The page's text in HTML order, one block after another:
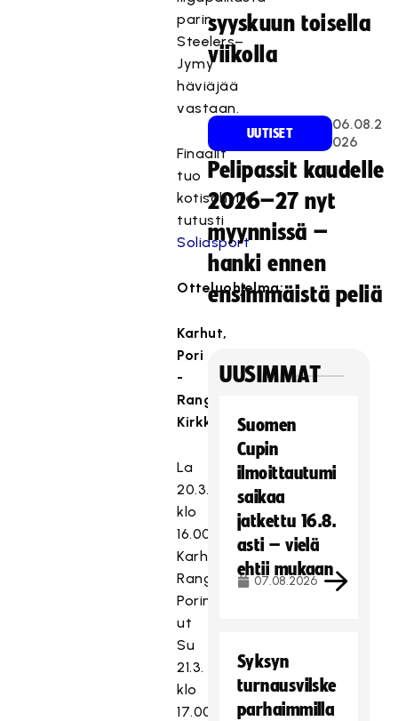
parin
Steelers–
Jymy
häviäjää
vastaan.
Finaalit
tuo
kotisohville
tutusti
Solidsport
Otteluohjelma:
Karhut,
Pori
-
Rangers,
Kirkkonummi
La
20.3.
klo
16.00
Karhut-
Rangers,
Porin
ut
Su
21.3.
klo
17.00
syyskuun toisella
viikolla
UUTISET
06.08.2
026
Pelipassit kaudelle
2026–27 nyt
myynnissä –
hanki ennen
ensimmäistä peliä
UUSIMMAT
Suomen
Cupin
ilmoittautumi
saikaa
jatkettu 16.8.
asti – vielä
ehtii mukaan
07.08.2026
Syksyn
turnausvilske
parhaimmilla